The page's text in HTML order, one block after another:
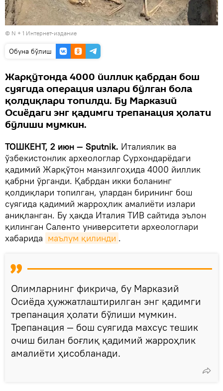
© N + 1 Интернет-издание
Oбуна бўлиш
Жарқўтонда 4000 йиллик қабрдан бош
суягида операция излари бўлган бола
қолдиқлари топилди. Бу Марказий
Осиёдаги энг қадимги трепанация ҳолати
бўлиши мумкин.
ТОШКЕНТ, 2 июн — Sputnik. Италиялик ва
ўзбекистонлик археологлар Сурхондарёдаги
қадимий Жарқўтон манзилгоҳида 4000 йиллик
қабрни ўрганди. Қабрдан икки боланинг
қолдиқлари топилган, улардан бирининг бош
суягида қадимий жарроҳлик амалиёти излари
аниқланган. Бу ҳақда Италия ТИВ сайтида эълон
қилинган Саленто университети археологлари
хабарида маълум қилинди .
Олимларнинг фикрича, бу Марказий
Осиёда ҳужжатлаштирилган энг қадимги
трепанация ҳолати бўлиши мумкин.
Трепанация — бош суягида махсус тешик
очиш билан боғлиқ қадимий жарроҳлик
амалиёти ҳисобланади.